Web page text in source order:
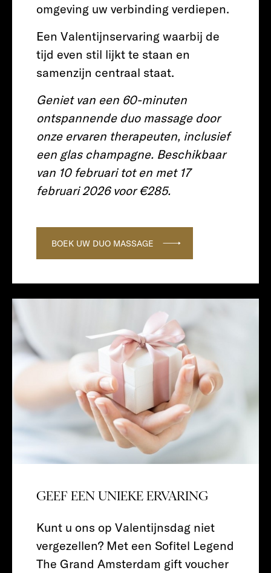
omgeving uw verbinding verdiepen.
Een Valentijnservaring waarbij de
tijd even stil lijkt te staan en
samenzijn centraal staat.
Geniet van een 60-minuten
ontspannende duo massage door
onze ervaren therapeuten, inclusief
een glas champagne. Beschikbaar
van 10 februari tot en met 17
februari 2026 voor €285.
BOEK UW DUO MASSAGE
GEEF EEN UNIEKE ERVARING
Kunt u ons op Valentijnsdag niet
vergezellen? Met een Sofitel Legend
The Grand Amsterdam gift voucher